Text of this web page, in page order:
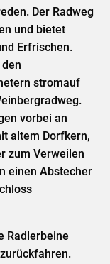
Der Radweg
und bietet
Erfrischen.
stromauf
vorbei an
altem Dorfkern,
zum Verweilen
einen Abstecher
Radlerbeine